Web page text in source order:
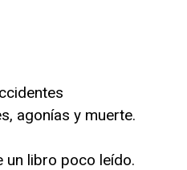
agonías y muerte.
un libro poco leído.